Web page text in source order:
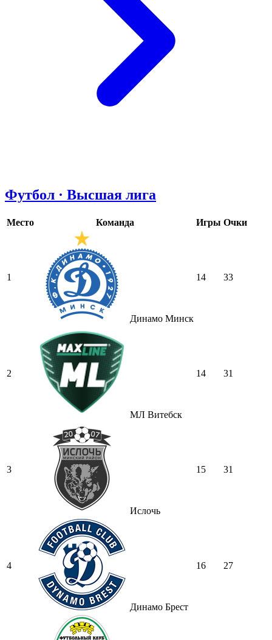
Футбол · Высшая лига
Место Команда Игры Очки
1
Динамо Минск
14 33
2
МЛ Витебск
14 31
3
Ислочь
15 31
4
Динамо Брест
16 27